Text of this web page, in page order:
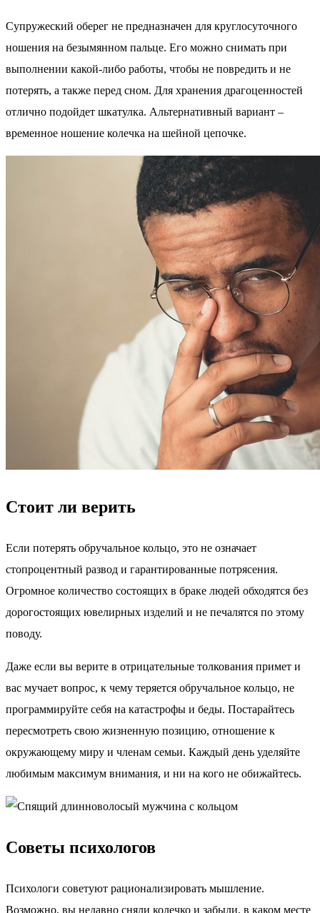
Супружеский оберег не предназначен для круглосуточного
ношения на безымянном пальце. Его можно снимать при
выполнении какой-либо работы, чтобы не повредить и не
потерять, а также перед сном. Для хранения драгоценностей
отлично подойдет шкатулка. Альтернативный вариант –
временное ношение колечка на шейной цепочке.
Стоит ли верить
Если потерять обручальное кольцо, это не означает
стопроцентный развод и гарантированные потрясения.
Огромное количество состоящих в браке людей обходятся без
дорогостоящих ювелирных изделий и не печалятся по этому
поводу.
Даже если вы верите в отрицательные толкования примет и
вас мучает вопрос, к чему теряется обручальное кольцо, не
программируйте себя на катастрофы и беды. Постарайтесь
пересмотреть свою жизненную позицию, отношение к
окружающему миру и членам семьи. Каждый день уделяйте
любимым максимум внимания, и ни на кого не обижайтесь.
Советы психологов
Психологи советуют рационализировать мышление.
Возможно, вы недавно сняли колечко и забыли, в каком месте